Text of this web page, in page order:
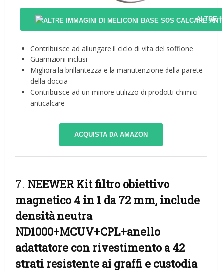
ALTRE
Contribuisce ad allungare il ciclo di vita del soffione
Guarnizioni inclusi
Migliora la brillantezza e la manutenzione della parete
della doccia
Contribuisce ad un minore utilizzo di prodotti chimici
anticalcare
ACQUISTA DA AMAZON
7. NEEWER Kit filtro obiettivo
magnetico 4 in 1 da 72 mm, include
densità neutra
ND1000+MCUV+CPL+anello
adattatore con rivestimento a 42
strati resistente ai graffi e custodia